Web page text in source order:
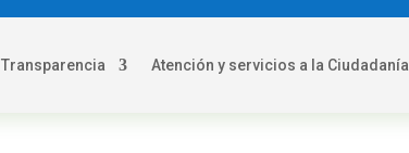
Transparencia Atención y servicios a la Ciudadanía